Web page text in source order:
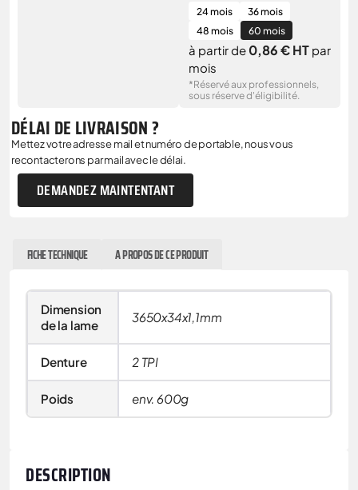
24 mois
36 mois
48 mois
60 mois
à partir de 0,86 € HT par
mois
*Réservé aux professionnels,
sous réserve d'éligibilité.
DÉLAI DE LIVRAISON ?
Mettez votre adresse mail et numéro de portable, nous vous
recontacterons par mail avec le délai.
DEMANDEZ MAINTENTANT
FICHE TECHNIQUE A PROPOS DE CE PRODUIT
Dimension
de la lame
3650x34x1,1mm
Denture 2 TPI
Poids env. 600g
DESCRIPTION